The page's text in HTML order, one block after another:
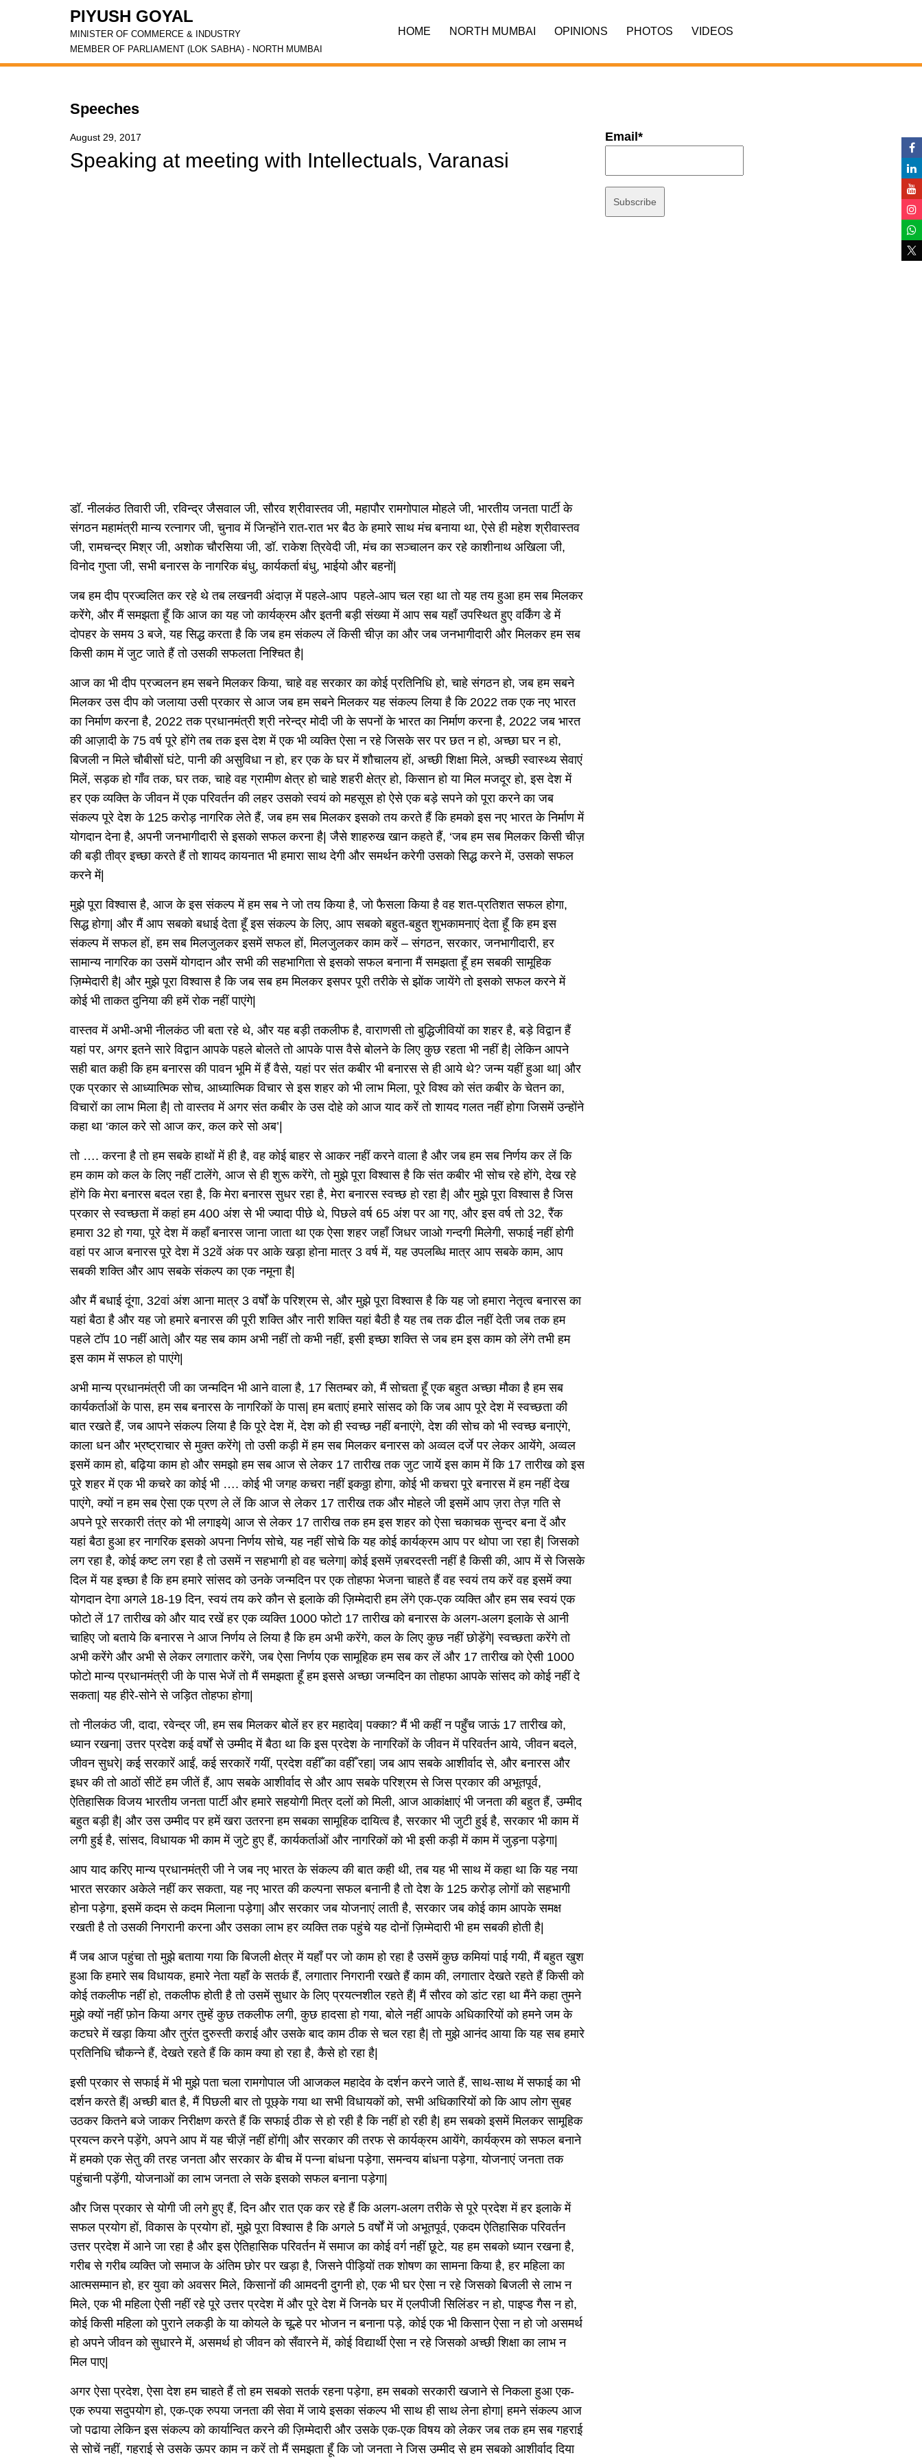
PIYUSH GOYAL
MINISTER OF COMMERCE & INDUSTRY
MEMBER OF PARLIAMENT (LOK SABHA) - NORTH MUMBAI
HOME NORTH MUMBAI OPINIONS PHOTOS VIDEOS
Speeches
August 29, 2017
Speaking at meeting with Intellectuals, Varanasi
डॉ. नीलकंठ तिवारी जी, रविन्द्र जैसवाल जी, सौरव श्रीवास्तव जी, महापौर रामगोपाल मोहले जी, भारतीय जनता पार्टी के
संगठन महामंत्री मान्य रत्नागर जी, चुनाव में जिन्होंने रात-रात भर बैठ के हमारे साथ मंच बनाया था, ऐसे ही महेश श्रीवास्तव
जी, रामचन्द्र मिश्र जी, अशोक चौरसिया जी, डॉ. राकेश त्रिवेदी जी, मंच का सञ्चालन कर रहे काशीनाथ अखिला जी,
विनोद गुप्ता जी, सभी बनारस के नागरिक बंधु, कार्यकर्ता बंधु, भाईयो और बहनों|
जब हम दीप प्रज्वलित कर रहे थे तब लखनवी अंदाज़ में पहले-आप पहले-आप चल रहा था तो यह तय हुआ हम सब मिलकर
करेंगे, और मैं समझता हूँ कि आज का यह जो कार्यक्रम और इतनी बड़ी संख्या में आप सब यहाँ उपस्थित हुए वर्किंग डे में
दोपहर के समय 3 बजे, यह सिद्ध करता है कि जब हम संकल्प लें किसी चीज़ का और जब जनभागीदारी और मिलकर हम सब
किसी काम में जुट जाते हैं तो उसकी सफलता निश्चित है|
आज का भी दीप प्रज्वलन हम सबने मिलकर किया, चाहे वह सरकार का कोई प्रतिनिधि हो, चाहे संगठन हो, जब हम सबने
मिलकर उस दीप को जलाया उसी प्रकार से आज जब हम सबने मिलकर यह संकल्प लिया है कि 2022 तक एक नए भारत
का निर्माण करना है, 2022 तक प्रधानमंत्री श्री नरेन्द्र मोदी जी के सपनों के भारत का निर्माण करना है, 2022 जब भारत
की आज़ादी के 75 वर्ष पूरे होंगे तब तक इस देश में एक भी व्यक्ति ऐसा न रहे जिसके सर पर छत न हो, अच्छा घर न हो,
बिजली न मिले चौबीसों घंटे, पानी की असुविधा न हो, हर एक के घर में शौचालय हों, अच्छी शिक्षा मिले, अच्छी स्वास्थ्य सेवाएं
मिलें, सड़क हो गाँव तक, घर तक, चाहे वह ग्रामीण क्षेत्र हो चाहे शहरी क्षेत्र हो, किसान हो या मिल मजदूर हो, इस देश में
हर एक व्यक्ति के जीवन में एक परिवर्तन की लहर उसको स्वयं को महसूस हो ऐसे एक बड़े सपने को पूरा करने का जब
संकल्प पूरे देश के 125 करोड़ नागरिक लेते हैं, जब हम सब मिलकर इसको तय करते हैं कि हमको इस नए भारत के निर्माण में
योगदान देना है, अपनी जनभागीदारी से इसको सफल करना है| जैसे शाहरुख खान कहते हैं, ‘जब हम सब मिलकर किसी चीज़
की बड़ी तीव्र इच्छा करते हैं तो शायद कायनात भी हमारा साथ देगी और समर्थन करेगी उसको सिद्ध करने में, उसको सफल
करने में|
मुझे पूरा विश्वास है, आज के इस संकल्प में हम सब ने जो तय किया है, जो फैसला किया है वह शत-प्रतिशत सफल होगा,
सिद्ध होगा| और मैं आप सबको बधाई देता हूँ इस संकल्प के लिए, आप सबको बहुत-बहुत शुभकामनाएं देता हूँ कि हम इस
संकल्प में सफल हों, हम सब मिलजुलकर इसमें सफल हों, मिलजुलकर काम करें – संगठन, सरकार, जनभागीदारी, हर
सामान्य नागरिक का उसमें योगदान और सभी की सहभागिता से इसको सफल बनाना मैं समझता हूँ हम सबकी सामूहिक
ज़िम्मेदारी है| और मुझे पूरा विश्वास है कि जब सब हम मिलकर इसपर पूरी तरीके से झोंक जायेंगे तो इसको सफल करने में
कोई भी ताकत दुनिया की हमें रोक नहीं पाएंगे|
वास्तव में अभी-अभी नीलकंठ जी बता रहे थे, और यह बड़ी तकलीफ है, वाराणसी तो बुद्धिजीवियों का शहर है, बड़े विद्वान हैं
यहां पर, अगर इतने सारे विद्वान आपके पहले बोलते तो आपके पास वैसे बोलने के लिए कुछ रहता भी नहीं है| लेकिन आपने
सही बात कही कि हम बनारस की पावन भूमि में हैं वैसे, यहां पर संत कबीर भी बनारस से ही आये थे? जन्म यहीं हुआ था| और
एक प्रकार से आध्यात्मिक सोच, आध्यात्मिक विचार से इस शहर को भी लाभ मिला, पूरे विश्व को संत कबीर के चेतन का,
विचारों का लाभ मिला है| तो वास्तव में अगर संत कबीर के उस दोहे को आज याद करें तो शायद गलत नहीं होगा जिसमें उन्होंने
कहा था ‘काल करे सो आज कर, कल करे सो अब’|
तो …. करना है तो हम सबके हाथों में ही है, वह कोई बाहर से आकर नहीं करने वाला है और जब हम सब निर्णय कर लें कि
हम काम को कल के लिए नहीं टालेंगे, आज से ही शुरू करेंगे, तो मुझे पूरा विश्वास है कि संत कबीर भी सोच रहे होंगे, देख रहे
होंगे कि मेरा बनारस बदल रहा है, कि मेरा बनारस सुधर रहा है, मेरा बनारस स्वच्छ हो रहा है| और मुझे पूरा विश्वास है जिस
प्रकार से स्वच्छता में कहां हम 400 अंश से भी ज्यादा पीछे थे, पिछले वर्ष 65 अंश पर आ गए, और इस वर्ष तो 32, रैंक
हमारा 32 हो गया, पूरे देश में कहाँ बनारस जाना जाता था एक ऐसा शहर जहाँ जिधर जाओ गन्दगी मिलेगी, सफाई नहीं होगी
वहां पर आज बनारस पूरे देश में 32वें अंक पर आके खड़ा होना मात्र 3 वर्ष में, यह उपलब्धि मात्र आप सबके काम, आप
सबकी शक्ति और आप सबके संकल्प का एक नमूना है|
और मैं बधाई दूंगा, 32वां अंश आना मात्र 3 वर्षों के परिश्रम से, और मुझे पूरा विश्वास है कि यह जो हमारा नेतृत्व बनारस का
यहां बैठा है और यह जो हमारे बनारस की पूरी शक्ति और नारी शक्ति यहां बैठी है यह तब तक ढील नहीं देती जब तक हम
पहले टॉप 10 नहीं आते| और यह सब काम अभी नहीं तो कभी नहीं, इसी इच्छा शक्ति से जब हम इस काम को लेंगे तभी हम
इस काम में सफल हो पाएंगे|
अभी मान्य प्रधानमंत्री जी का जन्मदिन भी आने वाला है, 17 सितम्बर को, मैं सोचता हूँ एक बहुत अच्छा मौका है हम सब
कार्यकर्ताओं के पास, हम सब बनारस के नागरिकों के पास| हम बताएं हमारे सांसद को कि जब आप पूरे देश में स्वच्छता की
बात रखते हैं, जब आपने संकल्प लिया है कि पूरे देश में, देश को ही स्वच्छ नहीं बनाएंगे, देश की सोच को भी स्वच्छ बनाएंगे,
काला धन और भ्रष्ट्राचार से मुक्त करेंगे| तो उसी कड़ी में हम सब मिलकर बनारस को अव्वल दर्जे पर लेकर आयेंगे, अव्वल
इसमें काम हो, बढ़िया काम हो और समझो हम सब आज से लेकर 17 तारीख तक जुट जायें इस काम में कि 17 तारीख को इस
पूरे शहर में एक भी कचरे का कोई भी …. कोई भी जगह कचरा नहीं इकठ्ठा होगा, कोई भी कचरा पूरे बनारस में हम नहीं देख
पाएंगे, क्यों न हम सब ऐसा एक प्रण ले लें कि आज से लेकर 17 तारीख तक और मोहले जी इसमें आप ज़रा तेज़ गति से
अपने पूरे सरकारी तंत्र को भी लगाइये| आज से लेकर 17 तारीख तक हम इस शहर को ऐसा चकाचक सुन्दर बना दें और
यहां बैठा हुआ हर नागरिक इसको अपना निर्णय सोचे, यह नहीं सोचे कि यह कोई कार्यक्रम आप पर थोपा जा रहा है| जिसको
लग रहा है, कोई कष्ट लग रहा है तो उसमें न सहभागी हो वह चलेगा| कोई इसमें ज़बरदस्ती नहीं है किसी की, आप में से जिसके
दिल में यह इच्छा है कि हम हमारे सांसद को उनके जन्मदिन पर एक तोहफा भेजना चाहते हैं वह स्वयं तय करें वह इसमें क्या
योगदान देगा अगले 18-19 दिन, स्वयं तय करे कौन से इलाके की ज़िम्मेदारी हम लेंगे एक-एक व्यक्ति और हम सब स्वयं एक
फोटो लें 17 तारीख को और याद रखें हर एक व्यक्ति 1000 फोटो 17 तारीख को बनारस के अलग-अलग इलाके से आनी
चाहिए जो बताये कि बनारस ने आज निर्णय ले लिया है कि हम अभी करेंगे, कल के लिए कुछ नहीं छोड़ेंगे| स्वच्छता करेंगे तो
अभी करेंगे और अभी से लेकर लगातार करेंगे, जब ऐसा निर्णय एक सामूहिक हम सब कर लें और 17 तारीख को ऐसी 1000
फोटो मान्य प्रधानमंत्री जी के पास भेजें तो मैं समझता हूँ हम इससे अच्छा जन्मदिन का तोहफा आपके सांसद को कोई नहीं दे
सकता| यह हीरे-सोने से जड़ित तोहफा होगा|
तो नीलकंठ जी, दादा, रवेन्द्र जी, हम सब मिलकर बोलें हर हर महादेव| पक्का? मैं भी कहीं न पहुँच जाऊं 17 तारीख को,
ध्यान रखना| उत्तर प्रदेश कई वर्षों से उम्मीद में बैठा था कि इस प्रदेश के नागरिकों के जीवन में परिवर्तन आये, जीवन बदले,
जीवन सुधरे| कई सरकारें आईं, कई सरकारें गयीं, प्रदेश वहीँ का वहीँ रहा| जब आप सबके आशीर्वाद से, और बनारस और
इधर की तो आठों सीटें हम जीतें हैं, आप सबके आशीर्वाद से और आप सबके परिश्रम से जिस प्रकार की अभूतपूर्व,
ऐतिहासिक विजय भारतीय जनता पार्टी और हमारे सहयोगी मित्र दलों को मिली, आज आकांक्षाएं भी जनता की बहुत हैं, उम्मीद
बहुत बड़ी है| और उस उम्मीद पर हमें खरा उतरना हम सबका सामूहिक दायित्व है, सरकार भी जुटी हुई है, सरकार भी काम में
लगी हुई है, सांसद, विधायक भी काम में जुटे हुए हैं, कार्यकर्ताओं और नागरिकों को भी इसी कड़ी में काम में जुड़ना पड़ेगा|
आप याद करिए मान्य प्रधानमंत्री जी ने जब नए भारत के संकल्प की बात कही थी, तब यह भी साथ में कहा था कि यह नया
भारत सरकार अकेले नहीं कर सकता, यह नए भारत की कल्पना सफल बनानी है तो देश के 125 करोड़ लोगों को सहभागी
होना पड़ेगा, इसमें कदम से कदम मिलाना पड़ेगा| और सरकार जब योजनाएं लाती है, सरकार जब कोई काम आपके समक्ष
रखती है तो उसकी निगरानी करना और उसका लाभ हर व्यक्ति तक पहुंचे यह दोनों ज़िम्मेदारी भी हम सबकी होती है|
मैं जब आज पहुंचा तो मुझे बताया गया कि बिजली क्षेत्र में यहाँ पर जो काम हो रहा है उसमें कुछ कमियां पाई गयी, मैं बहुत खुश
हुआ कि हमारे सब विधायक, हमारे नेता यहाँ के सतर्क हैं, लगातार निगरानी रखते हैं काम की, लगातार देखते रहते हैं किसी को
कोई तकलीफ नहीं हो, तकलीफ होती है तो उसमें सुधार के लिए प्रयत्नशील रहते हैं| मैं सौरव को डांट रहा था मैंने कहा तुमने
मुझे क्यों नहीं फ़ोन किया अगर तुम्हें कुछ तकलीफ लगी, कुछ हादसा हो गया, बोले नहीं आपके अधिकारियों को हमने जम के
कटघरे में खड़ा किया और तुरंत दुरुस्ती कराई और उसके बाद काम ठीक से चल रहा है| तो मुझे आनंद आया कि यह सब हमारे
प्रतिनिधि चौकन्ने हैं, देखते रहते हैं कि काम क्या हो रहा है, कैसे हो रहा है|
इसी प्रकार से सफाई में भी मुझे पता चला रामगोपाल जी आजकल महादेव के दर्शन करने जाते हैं, साथ-साथ में सफाई का भी
दर्शन करते हैं| अच्छी बात है, मैं पिछली बार तो पूछ्के गया था सभी विधायकों को, सभी अधिकारियों को कि आप लोग सुबह
उठकर कितने बजे जाकर निरीक्षण करते हैं कि सफाई ठीक से हो रही है कि नहीं हो रही है| हम सबको इसमें मिलकर सामूहिक
प्रयत्न करने पड़ेंगे, अपने आप में यह चीज़ें नहीं होंगी| और सरकार की तरफ से कार्यक्रम आयेंगे, कार्यक्रम को सफल बनाने
में हमको एक सेतु की तरह जनता और सरकार के बीच में पन्ना बांधना पड़ेगा, समन्वय बांधना पड़ेगा, योजनाएं जनता तक
पहुंचानी पड़ेंगी, योजनाओं का लाभ जनता ले सके इसको सफल बनाना पड़ेगा|
और जिस प्रकार से योगी जी लगे हुए हैं, दिन और रात एक कर रहे हैं कि अलग-अलग तरीके से पूरे प्रदेश में हर इलाके में
सफल प्रयोग हों, विकास के प्रयोग हों, मुझे पूरा विश्वास है कि अगले 5 वर्षों में जो अभूतपूर्व, एकदम ऐतिहासिक परिवर्तन
उत्तर प्रदेश में आने जा रहा है और इस ऐतिहासिक परिवर्तन में समाज का कोई वर्ग नहीं छूटे, यह हम सबको ध्यान रखना है,
गरीब से गरीब व्यक्ति जो समाज के अंतिम छोर पर खड़ा है, जिसने पीड़ियों तक शोषण का सामना किया है, हर महिला का
आत्मसम्मान हो, हर युवा को अवसर मिले, किसानों की आमदनी दुगनी हो, एक भी घर ऐसा न रहे जिसको बिजली से लाभ न
मिले, एक भी महिला ऐसी नहीं रहे पूरे उत्तर प्रदेश में और पूरे देश में जिनके घर में एलपीजी सिलिंडर न हो, पाइप्ड गैस न हो,
कोई किसी महिला को पुराने लकड़ी के या कोयले के चूल्हे पर भोजन न बनाना पड़े, कोई एक भी किसान ऐसा न हो जो असमर्थ
हो अपने जीवन को सुधारने में, असमर्थ हो जीवन को सँवारने में, कोई विद्यार्थी ऐसा न रहे जिसको अच्छी शिक्षा का लाभ न
मिल पाए|
अगर ऐसा प्रदेश, ऐसा देश हम चाहते हैं तो हम सबको सतर्क रहना पड़ेगा, हम सबको सरकारी खजाने से निकला हुआ एक-
एक रुपया सदुपयोग हो, एक-एक रुपया जनता की सेवा में जाये इसका संकल्प भी साथ ही साथ लेना होगा| हमने संकल्प आज
जो पढाया लेकिन इस संकल्प को कार्यान्वित करने की ज़िम्मेदारी और उसके एक-एक विषय को लेकर जब तक हम सब गहराई
से सोचें नहीं, गहराई से उसके ऊपर काम न करें तो मैं समझता हूँ कि जो जनता ने जिस उम्मीद से हम सबको आशीर्वाद दिया
Email*